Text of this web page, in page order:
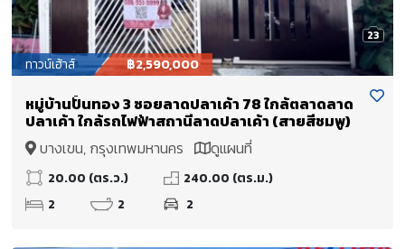
23
ทาวน์เฮ้าส์ ฿2,590,000
หมู่บ้านปั้นทอง 3 ซอยลาดปลาเค้า 78 ใกล้ตลาดลาด
ปลาเค้า ใกล้รถไฟฟ้าสถานีลาดปลาเค้า (สายสีชมพู)
บางเขน, กรุงเทพมหานคร
ดูแผนที่
20.00 (ตร.ว.)
240.00 (ตร.ม.)
2
2 2